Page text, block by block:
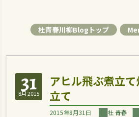
杜青春川柳Blogトップ
31
8月 2015
アヒル飛ぶ煮立
立て
2015年8月31日 杜 青春